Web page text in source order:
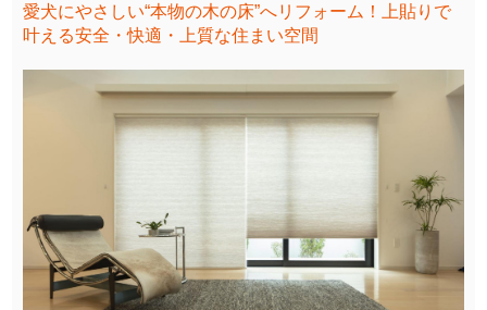
愛犬にやさしい“本物の木の床”へリフォーム！上貼りで
叶える安全・快適・上質な住まい空間